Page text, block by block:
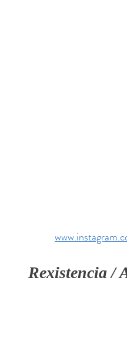
Rexistencia /